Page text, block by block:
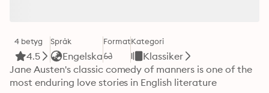
4 betyg
4.5
Språk
Engelska
FormatKategori
Klassiker
Jane Austen's classic comedy of manners is one of the
most enduring love stories in English literature